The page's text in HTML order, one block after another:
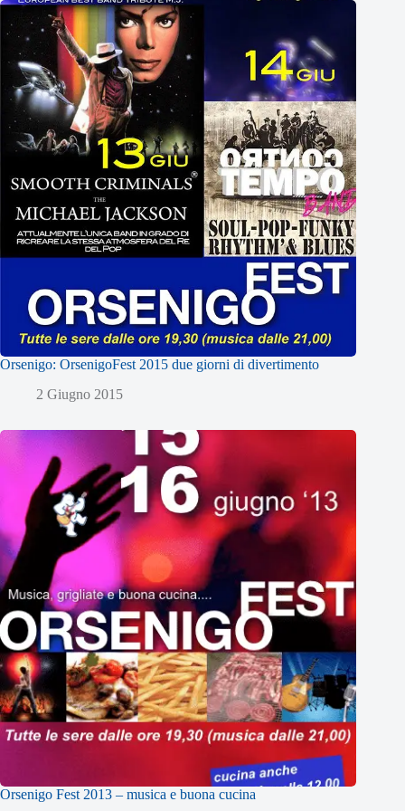
Orsenigo: OrsenigoFest 2015 due giorni di divertimento
2 Giugno 2015
Orsenigo Fest 2013 – musica e buona cucina